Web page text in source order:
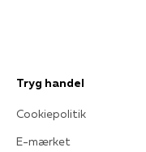
Tryg handel
Cookiepolitik
E-mærket